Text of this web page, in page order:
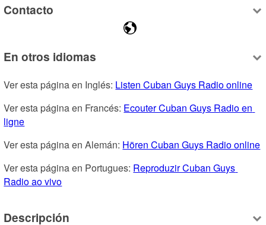
Contacto
En otros idiomas
Ver esta página en Inglés: Listen Cuban Guys Radio online
Ver esta página en Francés: Ecouter Cuban Guys Radio en
ligne
Ver esta página en Alemán: Hören Cuban Guys Radio online
Ver esta página en Portugues: Reproduzir Cuban Guys
Radio ao vivo
Descripción